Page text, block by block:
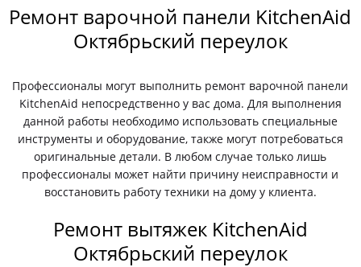
Ремонт варочной панели KitchenAid
Октябрьский переулок
Профессионалы могут выполнить ремонт варочной панели
KitchenAid непосредственно у вас дома. Для выполнения
данной работы необходимо использовать специальные
инструменты и оборудование, также могут потребоваться
оригинальные детали. В любом случае только лишь
профессионалы может найти причину неисправности и
восстановить работу техники на дому у клиента.
Ремонт вытяжек KitchenAid
Октябрьский переулок